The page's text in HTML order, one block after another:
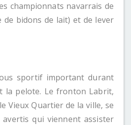
championnats navarrais de
de bidons de lait) et de lever
sportif important durant
la pelote. Le fronton Labrit,
Vieux Quartier de la ville, se
avertis qui viennent assister